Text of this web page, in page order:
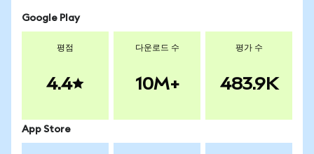
Google Play
평점
4.4
다운로드 수
10M+
평가 수
483.9K
App Store